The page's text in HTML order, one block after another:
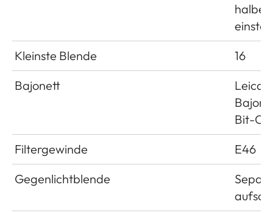
Kleinste Blende
16
Bajonett
Leica
Bit-
Filtergewinde
E46
Gegenlichtblende